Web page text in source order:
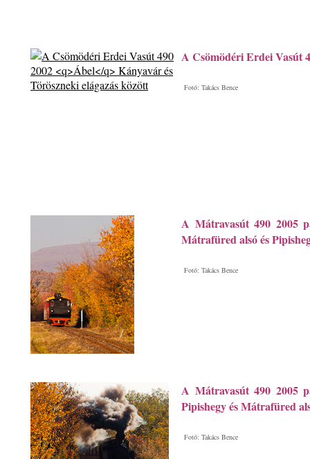
A Csömödéri Erdei Vasút
Fotó: Takács Bence
A Mátravasút 490 2005
Mátrafüred alsó és
Fotó: Takács Bence
A Mátravasút 490 2005
Pipishegy és Mátrafüred
Fotó: Takács Bence